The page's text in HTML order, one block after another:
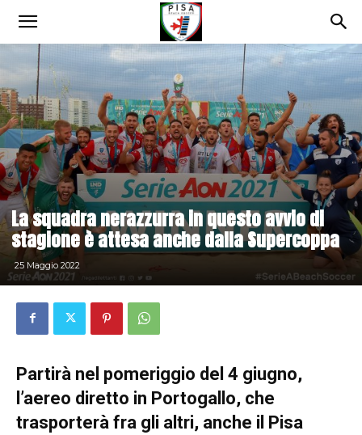
La squadra nerazzurra in questo avvio di
stagione è attesa anche dalla Supercoppa
25 Maggio 2022
Partirà nel pomeriggio del 4 giugno,
l’aereo diretto in Portogallo, che
trasporterà fra gli altri, anche il Pisa